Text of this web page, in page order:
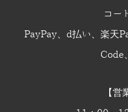
コー
PayPay、d払い、楽天
Code
【営